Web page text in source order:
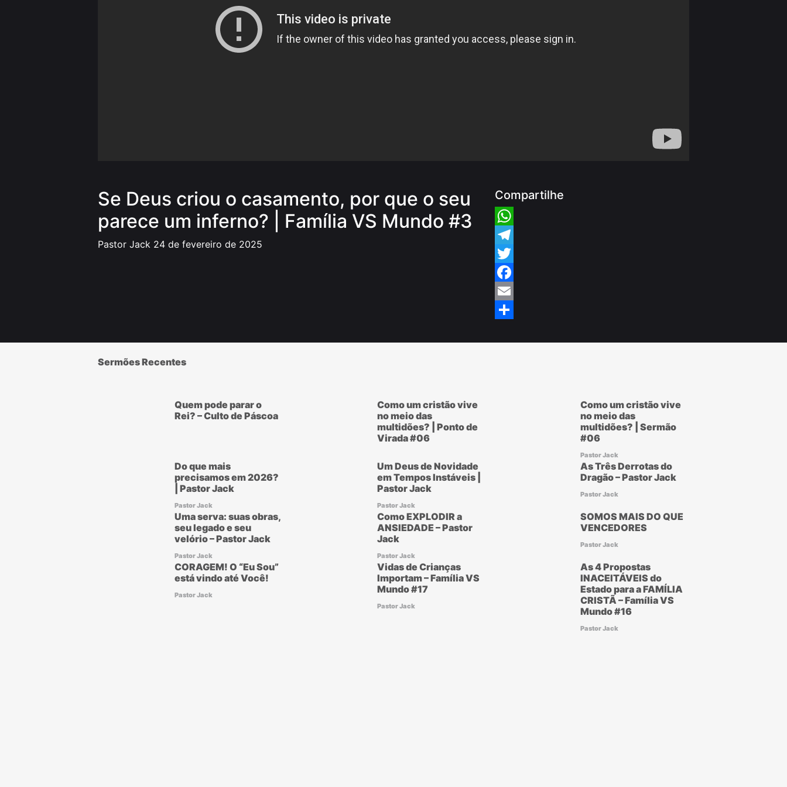
Se Deus criou o casamento, por que o seu
parece um inferno? | Família VS Mundo #3
Pastor Jack 24 de fevereiro de 2025
Compartilhe
WhatsApp
Telegram
Twitter
Facebook
Email
Sermões Recentes
Quem pode parar o
Rei? – Culto de Páscoa
Como um cristão vive
no meio das
multidões? | Ponto de
Virada #06
Como um cristão vive
no meio das
multidões? | Sermão
#06
Pastor Jack
Do que mais
precisamos em 2026?
| Pastor Jack
Pastor Jack
Um Deus de Novidade
em Tempos Instáveis |
Pastor Jack
Pastor Jack
As Três Derrotas do
Dragão – Pastor Jack
Pastor Jack
Uma serva: suas obras,
seu legado e seu
velório – Pastor Jack
Pastor Jack
Como EXPLODIR a
ANSIEDADE – Pastor
Jack
Pastor Jack
SOMOS MAIS DO QUE
VENCEDORES
Pastor Jack
CORAGEM! O “Eu Sou”
está vindo até Você!
Pastor Jack
Vidas de Crianças
Importam – Família VS
Mundo #17
Pastor Jack
As 4 Propostas
INACEITÁVEIS do
Estado para a FAMÍLIA
CRISTÃ – Família VS
Mundo #16
Pastor Jack